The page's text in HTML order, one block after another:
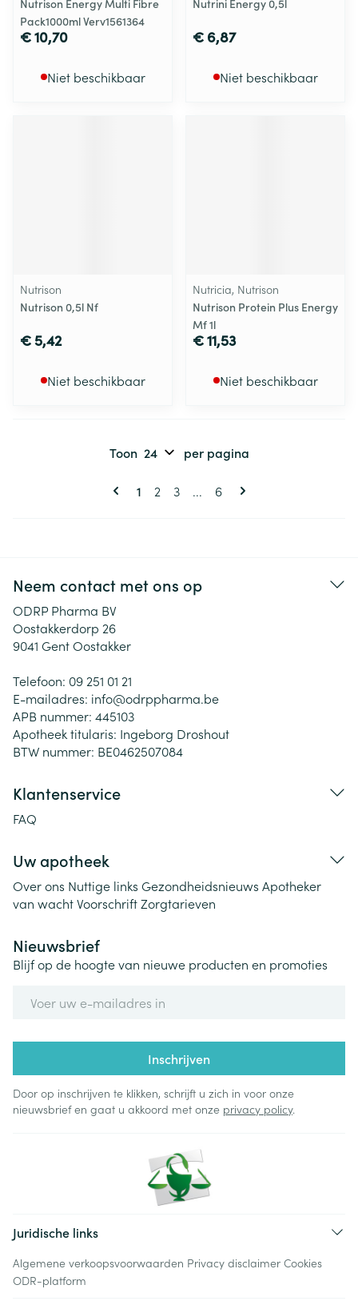
Nutrison Energy Multi Fibre
Pack1000ml Verv1561364
€ 10,70
Niet beschikbaar
Nutrini Energy 0,5l
€ 6,87
Niet beschikbaar
Nutrison
Nutrison 0,5l Nf
€ 5,42
Niet beschikbaar
Nutricia, Nutrison
Nutrison Protein Plus Energy
Mf 1l
€ 11,53
Niet beschikbaar
Pagina's
U lees momenteel pagina
1 Pagina
2 Pagina
3 ... Pagina
6
Toon per pagina
Neem contact met ons op
ODRP Pharma BV
Oostakkerdorp 26
9041 Gent Oostakker
Telefoon: 09 251 01 21
E-mailadres: info@odrppharma.be
APB nummer: 445103
Apotheek titularis: Ingeborg Droshout
BTW nummer: BE0462507084
Klantenservice
FAQ
Uw apotheek
Over ons Nuttige links Gezondheidsnieuws Apotheker
van wachtVoorschriftZorgtarieven
Nieuwsbrief
Blijf op de hoogte van nieuwe producten en promoties
Inschrijven
Door op inschrijven te klikken, schrijft u zich in voor onze
nieuwsbrief en gaat u akkoord met onze privacy policy.
Juridische links
Algemene verkoopsvoorwaarden Privacy disclaimer Cookies
ODR-platform